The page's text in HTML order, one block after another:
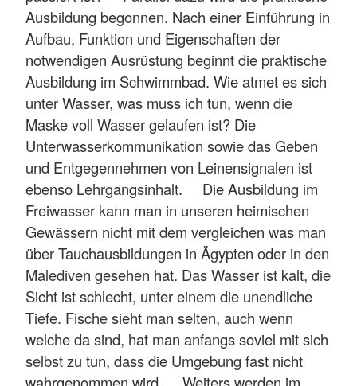
Ausbildung begonnen. Nach einer Einführung in
Aufbau, Funktion und Eigenschaften der
notwendigen Ausrüstung beginnt die praktische
Ausbildung im Schwimmbad. Wie atmet es sich
unter Wasser, was muss ich tun, wenn die
Maske voll Wasser gelaufen ist? Die
Unterwasserkommunikation sowie das Geben
und Entgegennehmen von Leinensignalen ist
ebenso Lehrgangsinhalt. Die Ausbildung im
Freiwasser kann man in unseren heimischen
Gewässern nicht mit dem vergleichen was man
über Tauchausbildungen in Ägypten oder in den
Malediven gesehen hat. Das Wasser ist kalt, die
Sicht ist schlecht, unter einem die unendliche
Tiefe. Fische sieht man selten, auch wenn
welche da sind, hat man anfangs soviel mit sich
selbst zu tun, dass die Umgebung fast nicht